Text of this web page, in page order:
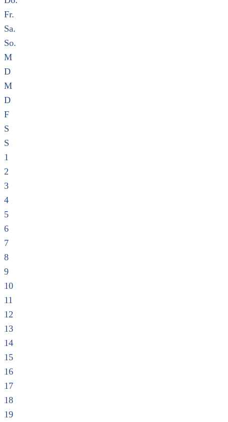
Fr.
Sa.
So.
M
D
M
D
F
S
S
1
2
3
4
5
6
7
8
9
10
11
12
13
14
15
16
17
18
19